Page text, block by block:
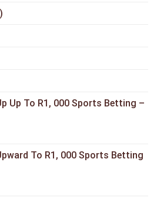
Up To R1, 000 Sports Betting –
To R1, 000 Sports Betting